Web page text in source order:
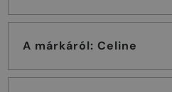
A márkáról: Celine